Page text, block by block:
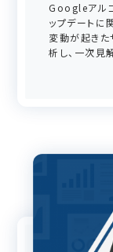
Googleアル
ップデートに
変動が起きた
析し、一次見